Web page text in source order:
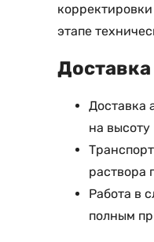
этапе
Доставка
Доставка
на высоту
раствора
Работа в
полным